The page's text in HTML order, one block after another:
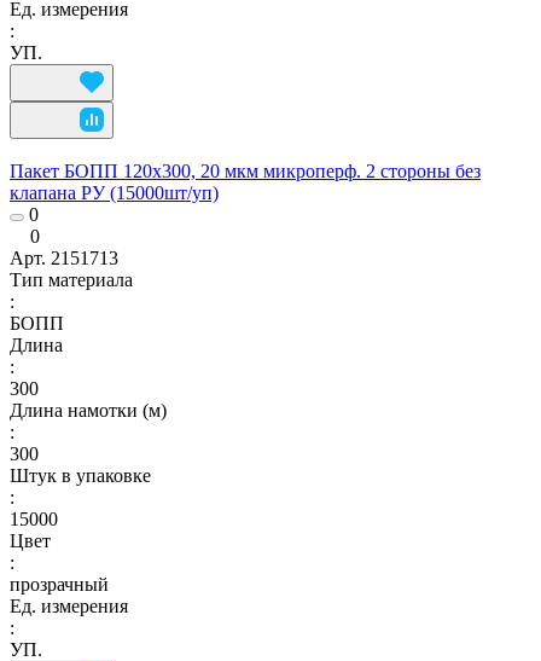
Ед. измерения
:
УП.
Пакет БОПП 120x300, 20 мкм микроперф. 2 стороны без
клапана РУ (15000шт/уп)
0
0
Арт. 2151713
Тип материала
:
БОПП
Длина
:
300
Длина намотки (м)
:
300
Штук в упаковке
:
15000
Цвет
:
прозрачный
Ед. измерения
:
УП.